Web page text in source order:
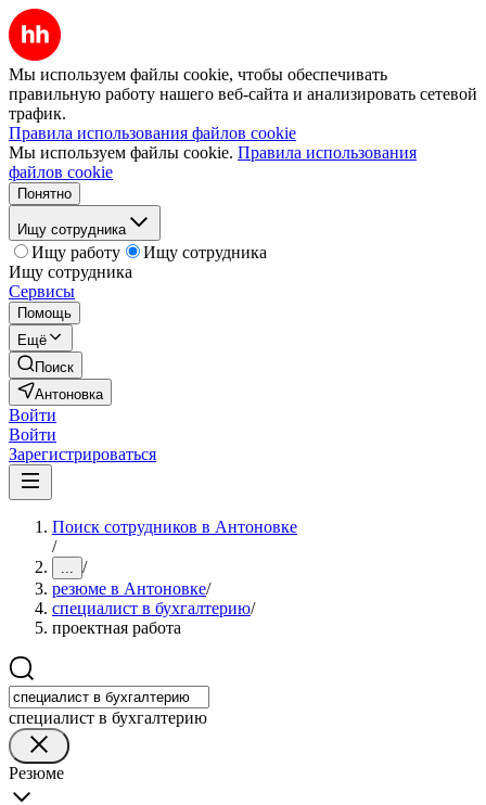
Мы используем файлы cookie, чтобы обеспечивать
правильную работу нашего веб-сайта и анализировать сетевой
трафик.
Правила использования файлов cookie
Мы используем файлы cookie. Правила использования
файлов cookie
Понятно
Ищу сотрудника
Ищу работу
Ищу сотрудника
Ищу сотрудника
Сервисы
Помощь
Ещё
Поиск
Антоновка
Войти
Войти
Зарегистрироваться
Поиск сотрудников в Антоновке
/
... /
резюме в Антоновке/
специалист в бухгалтерию/
проектная работа
специалист в бухгалтерию
Резюме